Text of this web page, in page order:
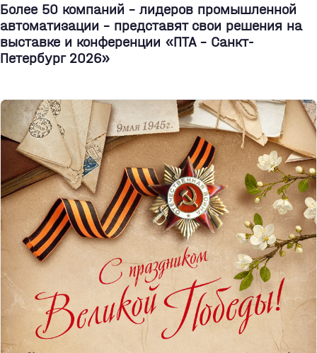
Более 50 компаний - лидеров промышленной
автоматизации - представят свои решения на
выставке и конференции «ПТА – Санкт-
Петербург 2026»